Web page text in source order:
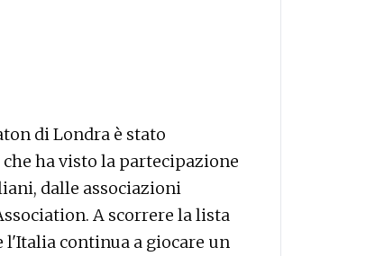
di Londra è stato
ha visto la partecipazione
dalle associazioni
A scorrere la lista
l'Italia continua a giocare un